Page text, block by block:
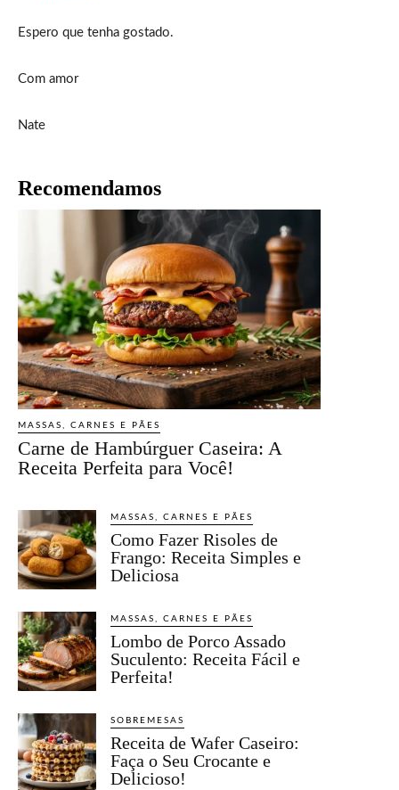
Espero que tenha gostado.
Com amor
Nate
Recomendamos
MASSAS, CARNES E PÃES
Carne de Hambúrguer Caseira: A
Receita Perfeita para Você!
MASSAS, CARNES E PÃES
Como Fazer Risoles de
Frango: Receita Simples e
Deliciosa
MASSAS, CARNES E PÃES
Lombo de Porco Assado
Suculento: Receita Fácil e
Perfeita!
SOBREMESAS
Receita de Wafer Caseiro:
Faça o Seu Crocante e
Delicioso!